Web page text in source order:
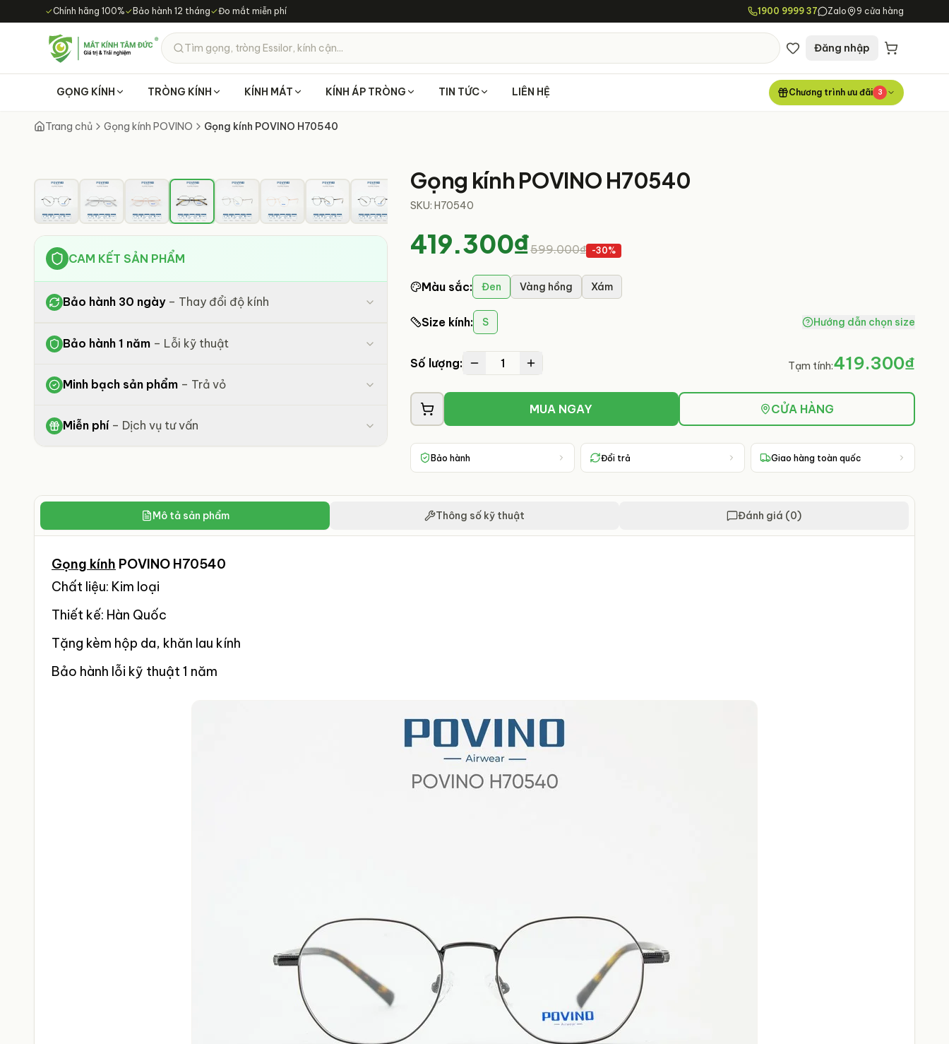
Chuyển đến nội dung chính
✓Chính hãng 100%✓ Bảo hành 12 tháng✓Đo mắt miễn phí 1900 9999 37 Zalo 9 cửa hàng
Tìm gọng, tròng Essilor, kính cận... Đăng nhập
GỌNG KÍNH TRÒNG KÍNH KÍNH MÁT KÍNH ÁP TRÒNG TIN TỨC LIÊN HỆ Chương trình ưu đãi 3
Trang chủ Gọng kính POVINO Gọng kính POVINO H70540
CAM KẾT SẢN PHẨM
Bảo hành 30 ngày– Thay đổi độ kính
Bảo hành 1 năm – Lỗi kỹ thuật
Minh bạch sản phẩm – Trả vỏ
Miễn phí– Dịch vụ tư vấn
Gọng kính POVINO H70540
SKU:H70540
419.300₫599.000₫ -30%
Màu sắc: Đen Vàng hồng Xám
Size kính: S Hướng dẫn chọn size
Số lượng: 1 Tạm tính:419.300₫
MUA NGAY CỬA HÀNG
Bảo hành Đổi trả Giao hàng toàn quốc
Mô tả sản phẩm Thông số kỹ thuật Đánh giá (0)
Gọng kính POVINO H70540
Chất liệu: Kim loại
Thiết kế: Hàn Quốc
Tặng kèm hộp da, khăn lau kính
Bảo hành lỗi kỹ thuật 1 năm